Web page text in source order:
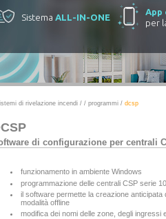
Sistema ALL-IN-ONE
App
per
di rivelazione incendi / / programmi / dcsp
di configurazione per centrali
funzionamento in ambiente Windows
programmazione delle centrali CSP serie
il software permette la creazione anticipata
modalità offline
modifica dei nomi delle zone, degli ingressi